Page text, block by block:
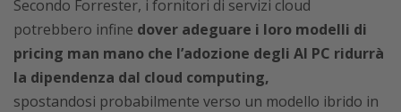
Secondo Forrester, i fornitori di servizi cloud
potrebbero infine dover adeguare i loro modelli di
pricing man mano che l’adozione degli AI PC ridurrà
la dipendenza dal cloud computing,
spostandosi probabilmente verso un modello ibrido in